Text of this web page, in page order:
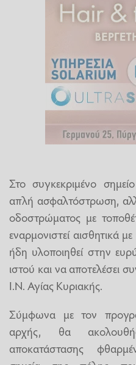
Στο συγκεκριμένο
απλή ασφαλτόστρωση,
οδοστρώματος με
εναρμονιστεί αισθητικά
ήδη υλοποιηθεί στην
ιστού και να αποτελέσει
Ι.Ν. Αγίας Κυριακής.
Σύμφωνα με τον
αρχής, θα
αποκατάστασης